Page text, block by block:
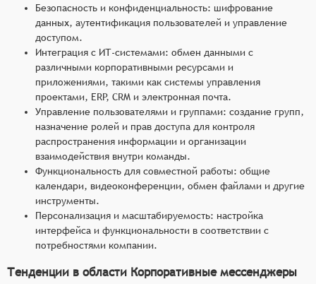
Безопасность и конфиденциальность: шифрование
данных, аутентификация пользователей и управление
доступом.
Интеграция с ИТ-системами: обмен данными с
различными корпоративными ресурсами и
приложениями, такими как системы управления
проектами, ERP, CRM и электронная почта.
Управление пользователями и группами: создание групп,
назначение ролей и прав доступа для контроля
распространения информации и организации
взаимодействия внутри команды.
Функциональность для совместной работы: общие
календари, видеоконференции, обмен файлами и другие
инструменты.
Персонализация и масштабируемость: настройка
интерфейса и функциональности в соответствии с
потребностями компании.
Тенденции в области Корпоративные мессенджеры